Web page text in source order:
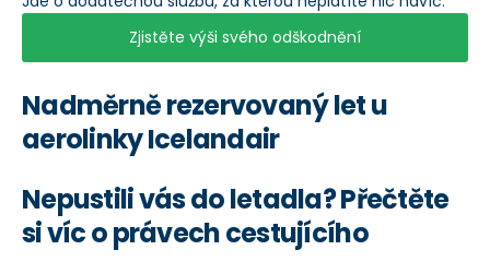
Zjistěte výši svého odškodnění
Nadměrně rezervovaný let u
aerolinky Icelandair
Nepustili vás do letadla? Přečtěte
si víc o právech cestujícího